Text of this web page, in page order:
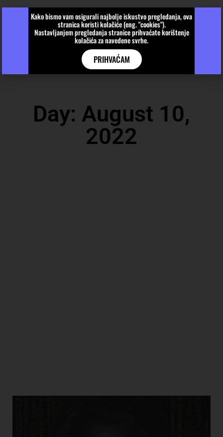
Day: August 10,
2022
Kako bismo vam osigurali najbolje iskustvo pregledanja, ova
stranica koristi kolačiće (eng. "cookies").
Nastavljanjem pregledanja stranice prihvaćate korištenje
kolačića za navedene svrhe.
PRIHVAĆAM